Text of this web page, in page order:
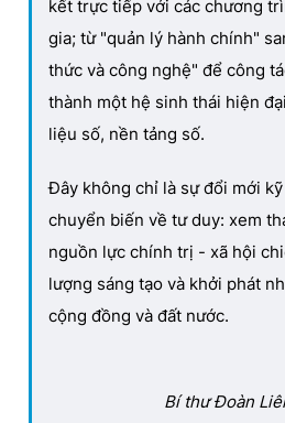
kết trực tiếp với các chương
gia; từ "quản lý hành chính"
thức và công nghệ" để công
thành một hệ sinh thái hiện
liệu số, nền tảng số.
Đây không chỉ là sự đổi mới
chuyển biến về tư duy: xem
nguồn lực chính trị - xã hội
lượng sáng tạo và khởi phát
cộng đồng và đất nước.
Bí thư Đoàn